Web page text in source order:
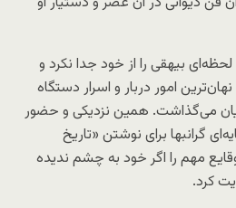
بیهقی را از خود جدا نکرد و
امور دربار و اسرار دستگاه
میان می‌گذاشت. همین نزدیکی و حضور
گرانبها برای نوشتن «تاریخ
مهم را اگر خود به چشم ندیده
کرد.